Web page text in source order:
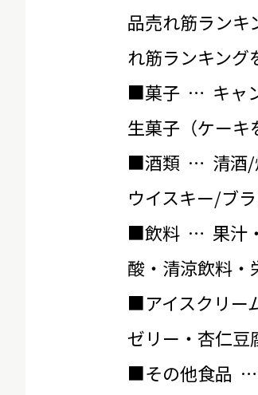
品売れ筋ランキ
れ筋ランキング
■菓子 … キャ
生菓子（ケー
■酒類 … 清酒/
ウイスキー/ブ
■飲料 … 果汁・
酸・清涼飲料
■アイスクリー
ゼリー・杏仁
■その他食品 …